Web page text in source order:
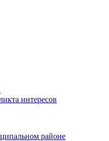
интересов
районе